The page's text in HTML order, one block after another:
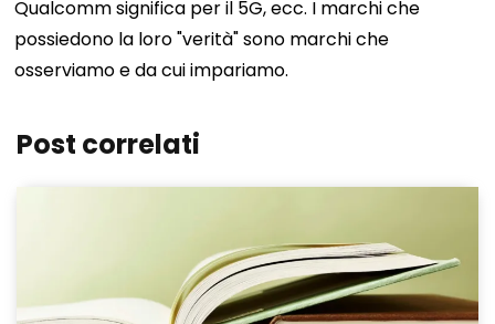
Qualcomm significa per il 5G, ecc. I marchi che
possiedono la loro "verità" sono marchi che
osserviamo e da cui impariamo.
Post correlati